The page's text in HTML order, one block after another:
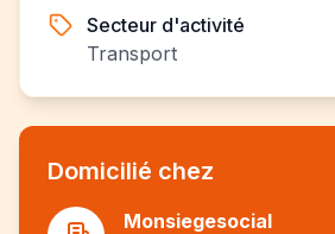
Secteur d'activité
Transport
Domicilié chez
Monsiegesocial